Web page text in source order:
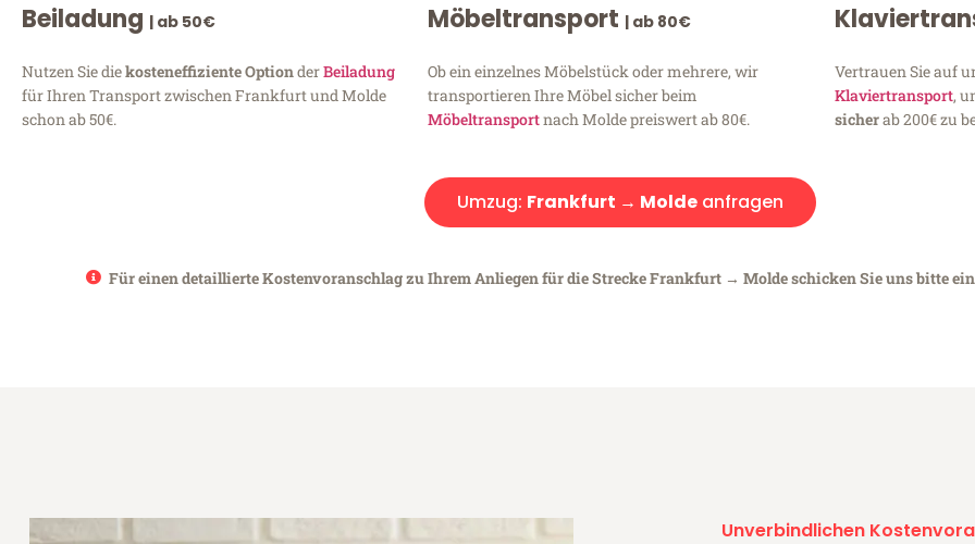
Beiladung | ab 50€
Nutzen Sie diekosteneffiziente OptionderBeiladung
für Ihren Transport zwischen Frankfurt und Molde
schon ab 50€.
Möbeltransport | ab 80€
Ob ein einzelnes Möbelstück oder mehrere, wir
transportieren Ihre Möbel sicher beim
Möbeltransportnach Molde preiswert ab 80€.
Vertrauen Sie auf
Klaviertransport,
sicherab 200€ zu
Umzug: Frankfurt → Molde anfragen
Für einen detaillierte Kostenvoranschlag zu Ihrem Anliegen für die Strecke Frankfurt → Molde schicken Sie uns bitte
Unverbindlichen